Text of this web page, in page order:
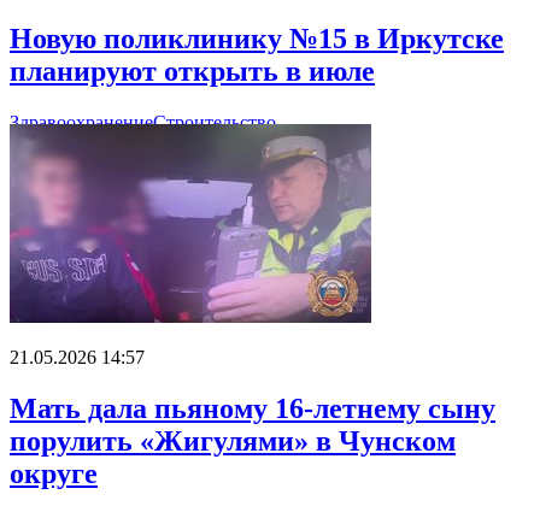
Новую поликлинику №15 в Иркутске
планируют открыть в июле
ЗдравоохранениеСтроительство
21.05.2026 14:57
Мать дала пьяному 16-летнему сыну
порулить «Жигулями» в Чунском
округе